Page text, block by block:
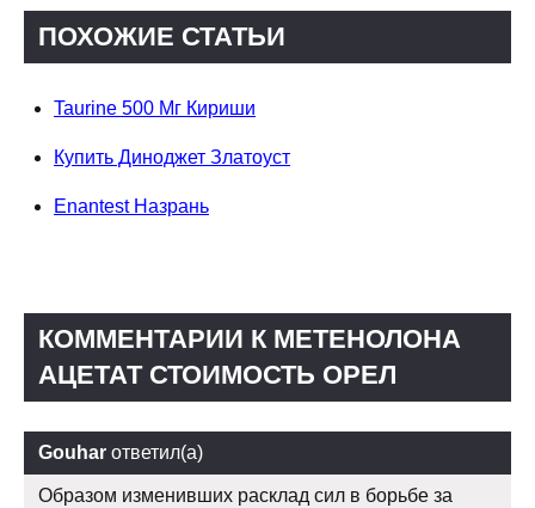
ПОХОЖИЕ СТАТЬИ
Taurine 500 Мг Кириши
Купить Диноджет Златоуст
Enantest Назрань
КОММЕНТАРИИ К МЕТЕНОЛОНА
АЦЕТАТ СТОИМОСТЬ ОРЕЛ
Gouhar ответил(а)
Образом изменивших расклад сил в борьбе за